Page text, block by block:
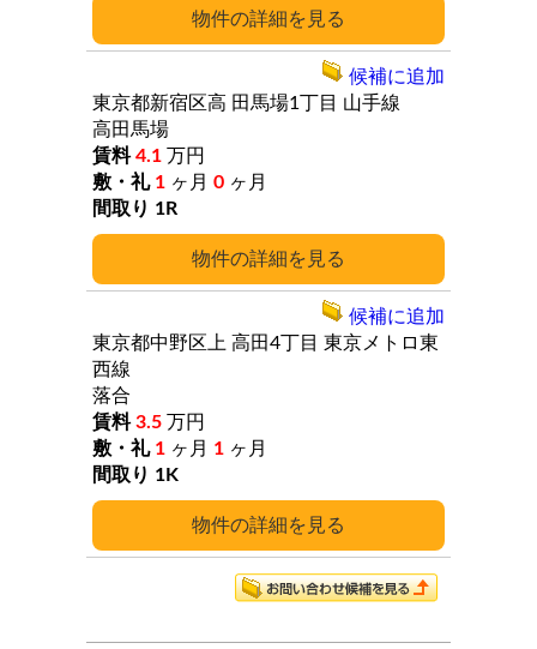
詳細
詳細
東京都新宿区高 田馬場1丁目 山手線
高田馬場
4.1 万円
1 ヶ月 0 ヶ月
1R
候補に追加
詳細
東京都中野区上 高田4丁目 東京メトロ東
西線
落合
3.5 万円
1 ヶ月 1 ヶ月
1K
候補に追加